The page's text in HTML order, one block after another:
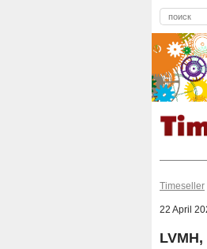
Timeseller
22 April